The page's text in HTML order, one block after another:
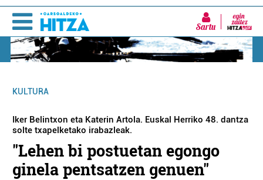
Sartu
KULTURA
Iker Belintxon eta Katerin Artola. Euskal Herriko 48. dantza
solte txapelketako irabazleak.
"Lehen bi postuetan egongo
ginela pentsatzen genuen"